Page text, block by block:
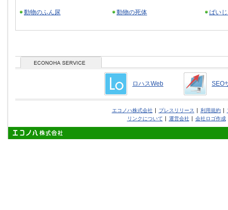
動物のふん尿 動物の死体 ばい
ロハスWeb SEO
エコノハ株式会社 プレスリリース 利用規約
リンクについて
運営会社 会社ロゴ作成